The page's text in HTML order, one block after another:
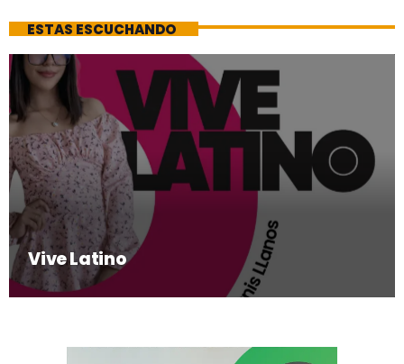
ESTAS ESCUCHANDO
Vive Latino